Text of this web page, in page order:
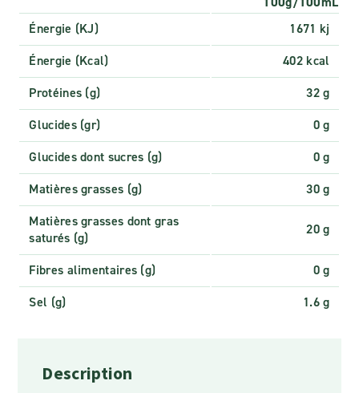
Énergie (KJ)
1671 kj
Énergie (Kcal)
402 kcal
Protéines (g)
32 g
Glucides (gr)
0 g
Glucides dont sucres (g)
0 g
Matières grasses (g)
30 g
Matières grasses dont gras
saturés (g)
20 g
Fibres alimentaires (g)
0 g
Sel (g)
1.6 g
Description